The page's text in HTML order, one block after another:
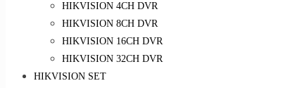
HIKVISION 4CH DVR
HIKVISION 8CH DVR
HIKVISION 16CH DVR
HIKVISION 32CH DVR
HIKVISION SET